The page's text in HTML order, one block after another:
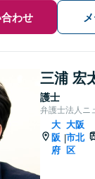
わせ
三浦 宏
護士
弁護士法人ニ
大
阪
府
|
大阪
市北
区